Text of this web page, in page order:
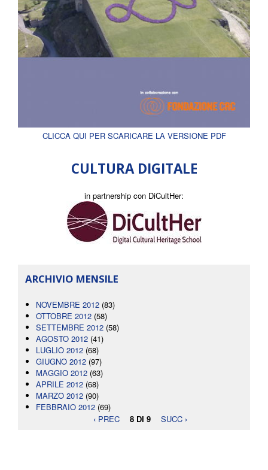
CLICCA QUI PER SCARICARE LA VERSIONE PDF
CULTURA DIGITALE
in partnership con DiCultHer:
ARCHIVIO MENSILE
NOVEMBRE 2012 (83)
OTTOBRE 2012 (58)
SETTEMBRE 2012 (58)
AGOSTO 2012 (41)
LUGLIO 2012 (68)
GIUGNO 2012 (97)
MAGGIO 2012 (63)
APRILE 2012 (68)
MARZO 2012 (90)
FEBBRAIO 2012 (69)
‹ PREC
8 DI 9 SUCC ›